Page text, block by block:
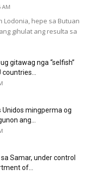
AM
Lodonia, hepe sa Butuan
gihulat ang resulta sa
gitawag nga “selfish”
Unidos mingperma og
ang...
Samar, under control
of...